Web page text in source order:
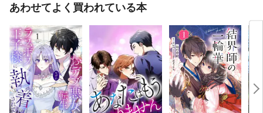
あわせてよく買われている本